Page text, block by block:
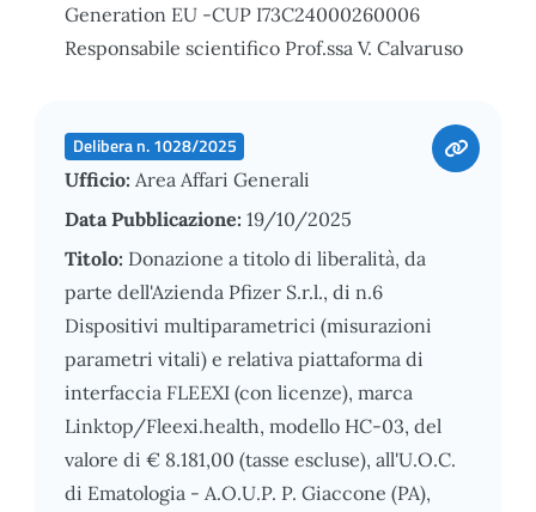
Generation EU -CUP I73C24000260006
Responsabile scientifico Prof.ssa V. Calvaruso
Delibera n. 1028/2025
Ufficio: Area Affari Generali
Data Pubblicazione: 19/10/2025
Titolo: Donazione a titolo di liberalità, da
parte dell'Azienda Pfizer S.r.l., di n.6
Dispositivi multiparametrici (misurazioni
parametri vitali) e relativa piattaforma di
interfaccia FLEEXI (con licenze), marca
Linktop/Fleexi.health, modello HC-03, del
valore di € 8.181,00 (tasse escluse), all'U.O.C.
di Ematologia - A.O.U.P. P. Giaccone (PA),